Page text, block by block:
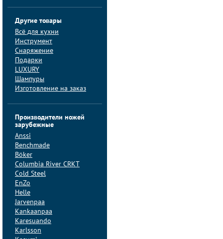
Другие товары
Всё для кухни
Инструмент
Снаряжение
Подарки
LUXURY
Шампуры
Изготовление на заказ
Производители ножей
зарубежные
Anssi
Benchmade
Böker
Columbia River CRKT
Cold Steel
EnZo
Helle
Jarvenpaa
Kankaanpaa
Karesuando
Karlsson